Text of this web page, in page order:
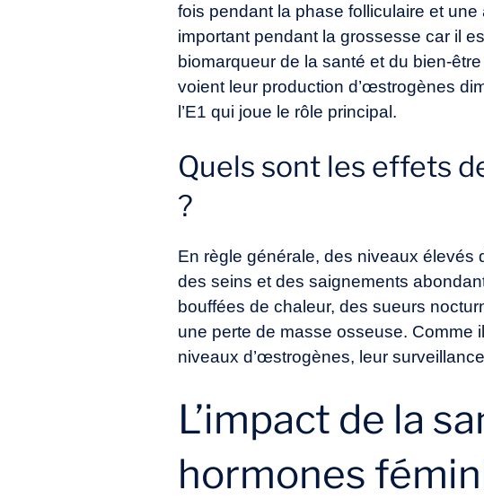
fois pendant la phase folliculaire et
important pendant la grossesse car il
biomarqueur de la santé et du bien-
voient leur production d’œstrogènes
l’E1 qui joue le rôle principal.
Quels sont les effets
?
En règle générale, des niveaux
des seins et des saignements
bouffées de chaleur, des sueurs
une perte de masse osseuse. Comme
niveaux d’œstrogènes, leur
L’impact de la
hormones